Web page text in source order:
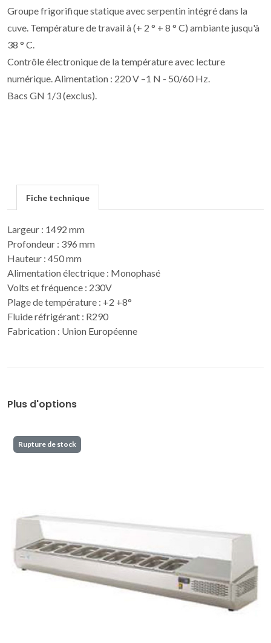
Groupe frigorifique statique avec serpentin intégré dans la
cuve. Température de travail à (+ 2 ° + 8 ° C) ambiante jusqu'à
38 ° C.
Contrôle électronique de la température avec lecture
numérique. Alimentation : 220 V –1 N - 50/60 Hz.
Bacs GN 1/3 (exclus).
Fiche technique
Largeur : 1492 mm
Profondeur : 396 mm
Hauteur : 450 mm
Alimentation électrique : Monophasé
Volts et fréquence : 230V
Plage de température : +2 +8°
Fluide réfrigérant : R290
Fabrication : Union Européenne
Plus d'options
Rupture de stock